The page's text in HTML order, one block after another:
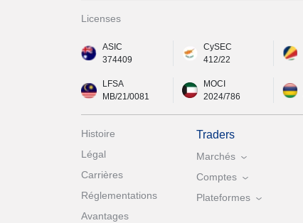
Licenses
ASIC
374409
CySEC
412/22
LFSA
MB/21/0081
MOCI
2024/786
Histoire
Légal
Carrières
Réglementations
Avantages
Traders
Marchés
Comptes
Plateformes